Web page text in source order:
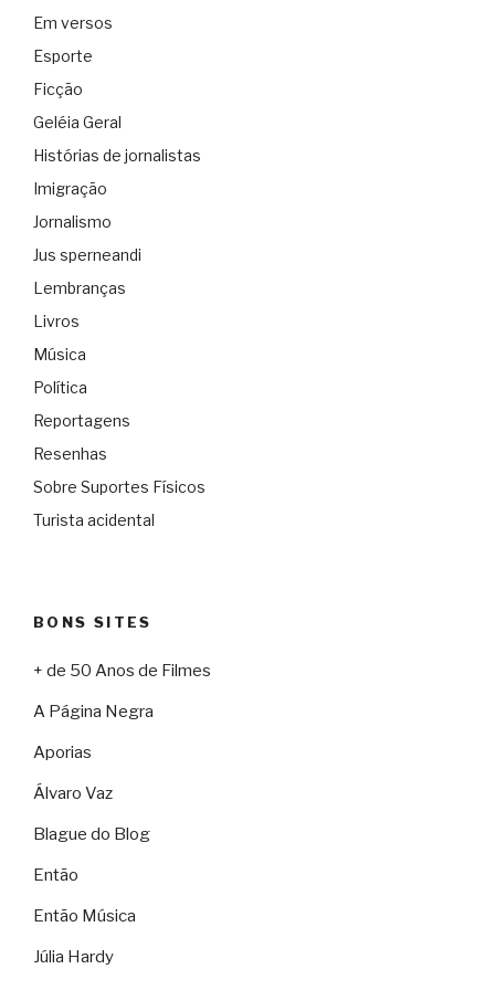
Em versos
Esporte
Ficção
Geléia Geral
Histórias de jornalistas
Imigração
Jornalismo
Jus sperneandi
Lembranças
Livros
Música
Política
Reportagens
Resenhas
Sobre Suportes Físicos
Turista acidental
BONS SITES
+ de 50 Anos de Filmes
A Página Negra
Aporias
Álvaro Vaz
Blague do Blog
Então
Então Música
Júlia Hardy